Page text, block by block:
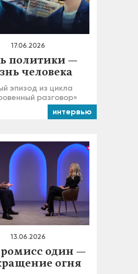
17.06.2026
политики —
человека
эпизод из цикла
разговор»
интервью
13.06.2026
один —
огня